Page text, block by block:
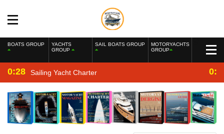
BOATS GROUP
YACHTS
GROUP
SAIL BOATS GROUP
MOTORYACHTS
GROUP
0:28 Sailing Yacht Charter